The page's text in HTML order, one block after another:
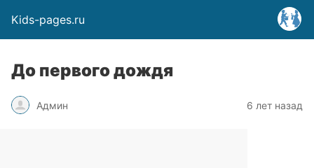
Kids-pages.ru
До первого дождя
Админ 6 лет назад